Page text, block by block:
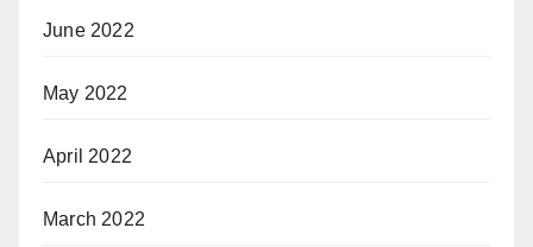
June 2022
May 2022
April 2022
March 2022